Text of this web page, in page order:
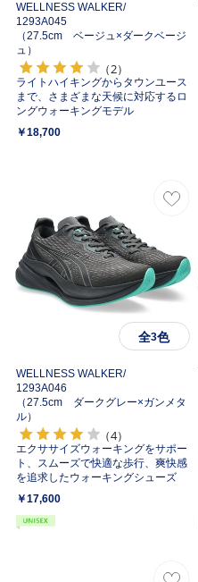
WELLNESS WALKER/
1293A045
（27.5cm ベージュ×ダークベージ
ュ）
（2）
ライトハイキングからタウンユース
まで、さまざまな天候に対応するロ
ングウォーキングモデル
￥18,700
全3色
WELLNESS WALKER/
1293A046
（27.5cm ダークグレー×ガンメタ
ル）
（4）
エクササイズウォーキングをサポー
ト、スムーズで快適な歩行、爽快感
を追求したウォーキングシューズ
￥17,600